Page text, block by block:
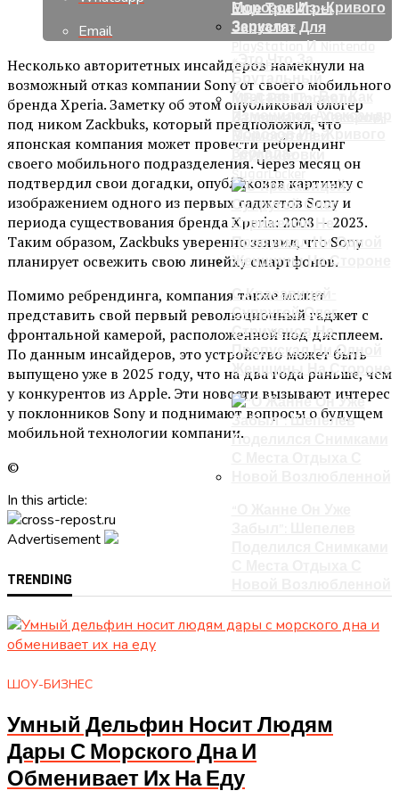
«Это Что За
Брутальный
Красавец?»: Вот Как
Изменился Александр
Морозов Из «Кривого
Зеркала»
С Красавицей-
Супругой Олег
Стриженов Не
Пропускал Ни Одной
Женщины На Стороне
Еще Три Игры
Запустят Для
PlayStation И Nintendo
Switch
МВД РФ Провело
Задержание Хакеров-
Вымогателей
Группировки
SugarLocker
Email
Несколько авторитетных инсайдеров намекнули на
возможный отказ компании Sony от своего мобильного
бренда Xperia. Заметку об этом опубликовал блогер
под ником Zackbuks, который предположил, что
японская компания может провести ребрендинг
своего мобильного подразделения. Через месяц он
подтвердил свои догадки, опубликовав картинку с
изображением одного из первых гаджетов Sony и
периода существования бренда Xperia: 2008 — 2023.
Таким образом, Zackbuks уверенно заявил, что Sony
планирует освежить свою линейку смартфонов.
Помимо ребрендинга, компания также может
представить свой первый революционный гаджет с
фронтальной камерой, расположенной под дисплеем.
По данным инсайдеров, это устройство может быть
выпущено уже в 2025 году, что на два года раньше, чем
у конкурентов из Apple. Эти новости вызывают интерес
у поклонников Sony и поднимают вопросы о будущем
мобильной технологии компании.
©
In this article:
Advertisement
TRENDING
ШОУ-БИЗНЕС
Умный Дельфин Носит Людям
Дары С Морского Дна И
Обменивает Их На Еду